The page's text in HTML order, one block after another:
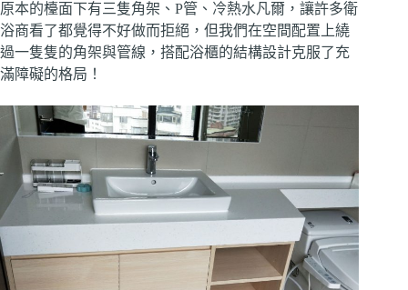
原本的檯面下有三隻角架、P管、冷熱水凡爾，讓許多衛
浴商看了都覺得不好做而拒絕，但我們在空間配置上繞
過一隻隻的角架與管線，搭配浴櫃的結構設計克服了充
滿障礙的格局！